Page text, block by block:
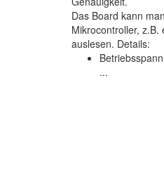
Das Board kann
Mikrocontroller, z.B.
auslesen. Details:
...